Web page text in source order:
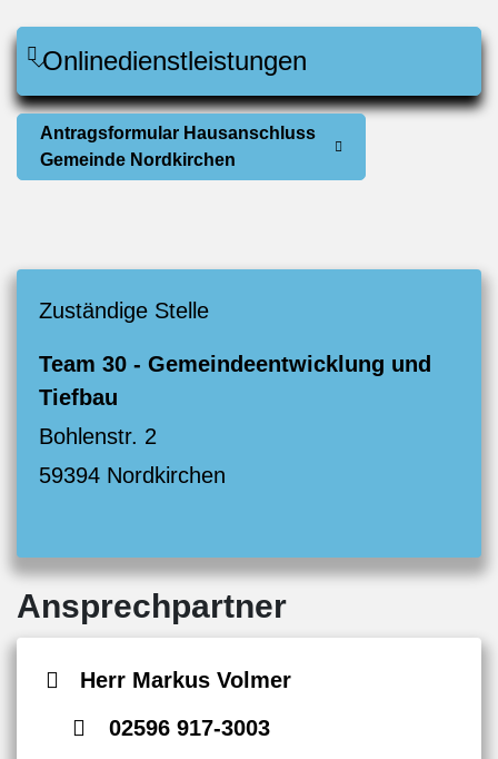
Onlinedienstleistungen
Antragsformular Hausanschluss
Gemeinde Nordkirchen
Zuständige Stelle
Team 30 - Gemeindeentwicklung und
Tiefbau
Bohlenstr. 2
59394 Nordkirchen
Ansprechpartner
Herr Markus Volmer
02596 917-3003